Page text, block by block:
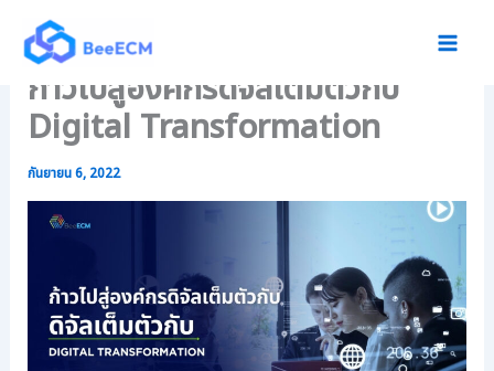
contentก้าวไปสู่องค์กรดิจัลเต็มตัวกับ
Digital Transformation
กันยายน 6, 2022
ใ
ช้
เ
ท
ค
โ
น
โ
ล
ด
เ
ก็
บ
ป
ร
แ
ก
ม
จั
ร
เ
อ
ก
เ
ริ่
ม
ต้
น
เ
ป็
น
อ
ก
ร
ไ
ร้